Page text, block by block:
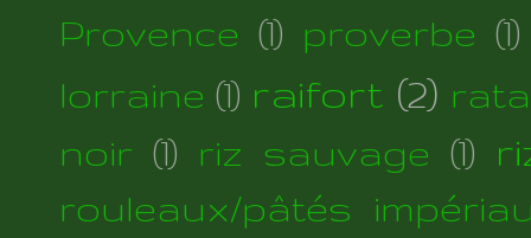
Provence (1) proverbe (1)
lorraine (1) raifort (2)
noir (1) riz sauvage (1)
rouleaux/pâtés